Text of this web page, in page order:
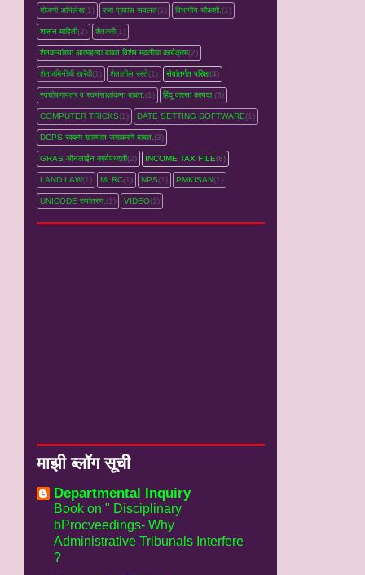
मोजणी अभिलेख(1) रजा प्रवास सवलत(1) विभागीय चौकशी.(1)
शासन माहिती(2) शेतकरी(1)
शेतकऱ्यांच्‍या आत्महत्‍या बाबत विशेष मदतीचा कार्यक्रम(2)
शेतजमिनीची खरेदी(1) शेतातील रस्‍ते(1) सेवांतर्गत परिक्षा(4)
स्वघोषणापत्र व स्वयंसाक्षांकना बाबत.(1) हिंदु वारसा कायदा.(3)
COMPUTER TRICKS(1) DATE SETTING SOFTWARE(1)
DCPS रक्‍कम खात्‍यात जमाकरणे बाबत.(3)
GRAS ऑनलाईन कार्यपध्‍दती(2) INCOME TAX FILE(8)
LAND LAW(1) MLRC(1) NPS(1) PMKISAN(1)
UNICODE रुपांतरण.(1) VIDEO(1)
माझी ब्लॉग सूची
Departmental Inquiry
Book on " Disciplinary
bProcveedings- Why
Administrative Tribunals Interfere
?